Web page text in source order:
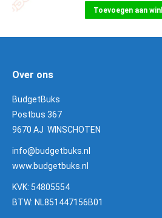
Toevoegen aan
Over ons
BudgetBuks
Postbus 367
9670 AJ WINSCHOTEN
info@budgetbuks.nl
www.budgetbuks.nl
KVK: 54805554
BTW: NL851447156B01